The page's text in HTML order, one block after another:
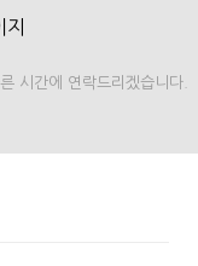
시간에 연락드리겠습니다.